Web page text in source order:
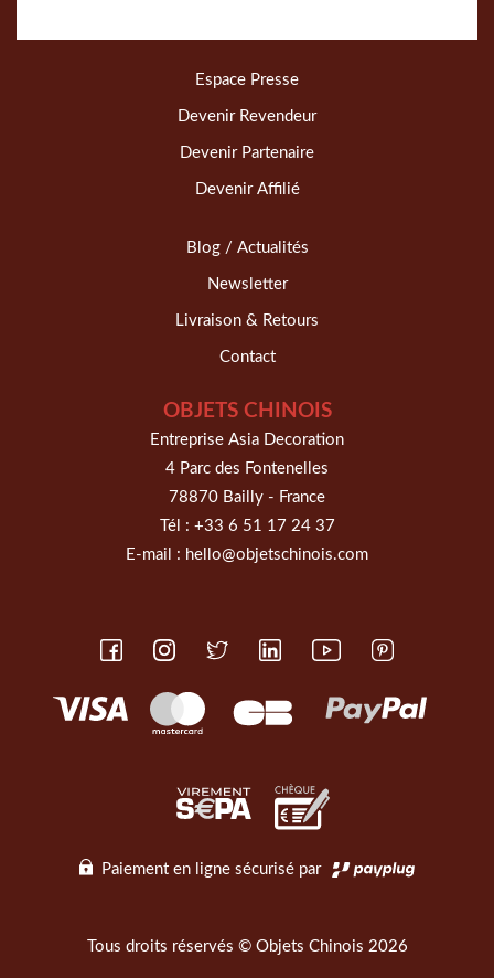
Espace Presse
Devenir Revendeur
Devenir Partenaire
Devenir Affilié
Blog / Actualités
Newsletter
Livraison & Retours
Contact
OBJETS CHINOIS
Entreprise Asia Decoration
4 Parc des Fontenelles
78870 Bailly - France
Tél : +33 6 51 17 24 37
E-mail : hello@objetschinois.com
Paiement en ligne sécurisé par
Tous droits réservés © Objets Chinois 2026